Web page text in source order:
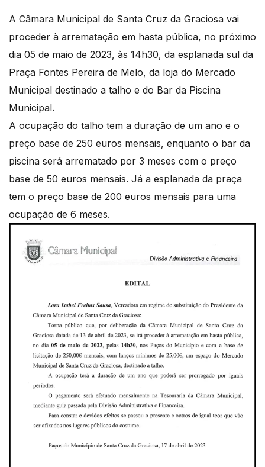
A Câmara Municipal de Santa Cruz da Graciosa vai
proceder à arrematação em hasta pública, no próximo
dia 05 de maio de 2023, às 14h30, da esplanada sul da
Praça Fontes Pereira de Melo, da loja do Mercado
Municipal destinado a talho e do Bar da Piscina
Municipal.
A ocupação do talho tem a duração de um ano e o
preço base de 250 euros mensais, enquanto o bar da
piscina será arrematado por 3 meses com o preço
base de 50 euros mensais. Já a esplanada da praça
tem o preço base de 200 euros mensais para uma
ocupação de 6 meses.